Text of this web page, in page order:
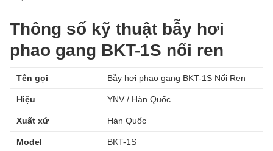
Thông số kỹ thuật bẫy hơi
phao gang BKT-1S nối ren
Tên gọi Bẫy hơi phao gang BKT-1S Nối Ren
Hiệu YNV / Hàn Quốc
Xuất xứ Hàn Quốc
Model BKT-1S